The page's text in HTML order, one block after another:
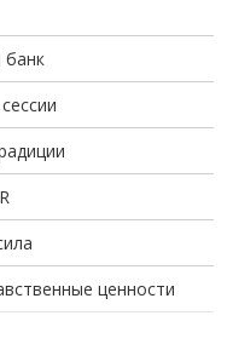
банк
ценности